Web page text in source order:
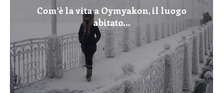
Com’è la vita a Oymyakon, il luogo
abitato...